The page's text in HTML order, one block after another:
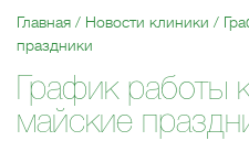
Главная Новости клиники
праздники
График работы
майские